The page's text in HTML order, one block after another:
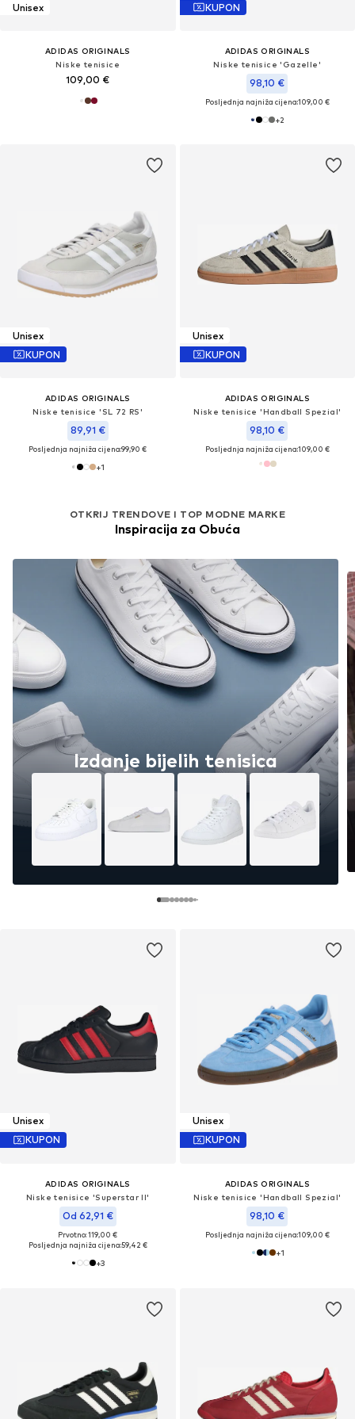
Unisex
ADIDAS ORIGINALS
Niske tenisice
109,00 €
KUPON
ADIDAS ORIGINALS
Niske tenisice 'Gazelle'
98,10 €
Posljednja najniža cijena:109,00 €
+2
Unisex
KUPON
ADIDAS ORIGINALS
Niske tenisice 'SL 72 RS'
89,91 €
Posljednja najniža cijena:99,90 €
+1
Unisex
KUPON
ADIDAS ORIGINALS
Niske tenisice 'Handball Spezial'
98,10 €
Posljednja najniža cijena:109,00 €
OTKRIJ TRENDOVE I TOP MODNE MARKE
Inspiracija za Obuća
Izdanje bijelih tenisica
Unisex
KUPON
ADIDAS ORIGINALS
Niske tenisice 'Superstar II'
Od 62,91 €
Prvotno: 119,00 €
Posljednja najniža cijena:59,42 €
+3
Unisex
KUPON
ADIDAS ORIGINALS
Niske tenisice 'Handball Spezial'
98,10 €
Posljednja najniža cijena:109,00 €
+1